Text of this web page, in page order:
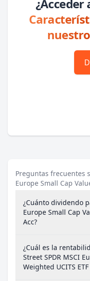
¿Acceder
Preguntas frecuentes
Europe Small Cap
¿Cuánto dividendo
Europe Small Cap
Acc?
¿Cuál es la
Street SPDR MSCI
Weighted UCITS ETF